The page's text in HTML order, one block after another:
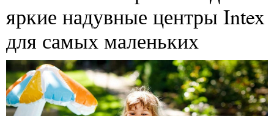
яркие надувные центры Intex
для самых маленьких